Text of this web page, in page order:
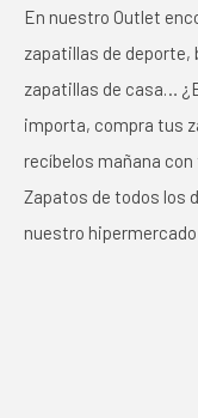
En nuestro Outlet
zapatillas de
zapatillas de casa…
importa, compra tus
recíbelos mañana
Zapatos de todos los
nuestro